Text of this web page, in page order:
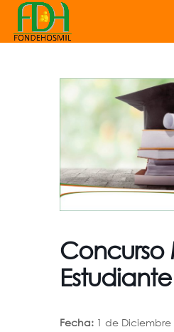
Concurso
Estudiante
Fecha: 1 de Diciembre